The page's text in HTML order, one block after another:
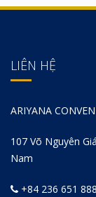
LIÊN HỆ
ARIYANA
107 Võ Nguyên
Nam
+84 236 651